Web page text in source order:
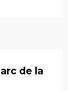
de la